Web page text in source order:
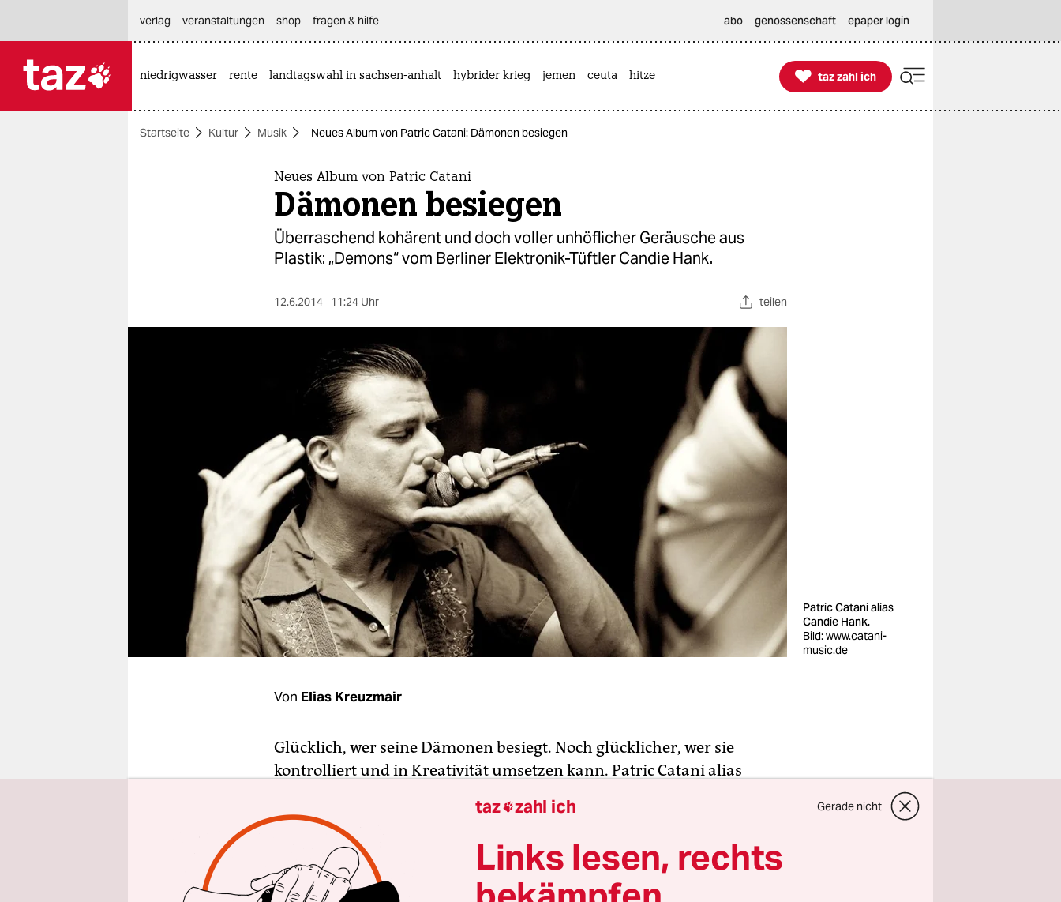
themen
veranstaltungen
fragen & hilfe
unterstützen
verlag
veranstaltungen shop fragen & hilfe abo genossenschaft epaper login
niedrigwasser rente landtagswahl in sachsen-anhalt hybrider krieg jemen ceuta hitze 
taz zahl ich
taz zahl ich
Startseite Kultur Musik Neues Album von Patric Catani: Dämonen besiegen
Neues Album von Patric Catani
Dämonen besiegen
Überraschend kohärent und doch voller unhöflicher Geräusche aus
Plastik: „Demons“ vom Berliner Elektronik-Tüftler Candie Hank.
12.6.2014 11:24 Uhr teilen
Patric Catani alias
Candie Hank.
Bild: www.catani-
music.de
Von Elias Kreuzmair
Glücklich, wer seine Dämonen besiegt. Noch glücklicher, wer sie
kontrolliert und in Kreativität umsetzen kann. Patric Catani alias
Kreuzberger bekannt, hat sich seinen Dämo
nen gestellt und auf Albumlänge einen Kampf mit ihnen
ausgefochten. Da man als bunter Hund deutlich gewitztere Dämonen
taz zahl ich Gerade nicht
Links lesen, rechts